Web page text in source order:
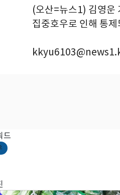
(오산=뉴스1) 김영운
집중호우로 인해 통
드